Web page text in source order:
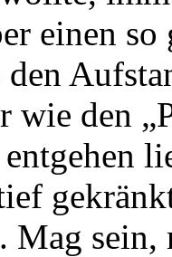
einen
den
wie den
Mag sein,